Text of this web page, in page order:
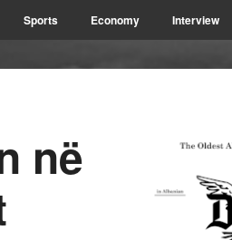
Sports Economy Interview
në